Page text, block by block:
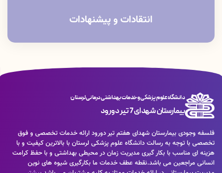
انتقادات و پیشنهادات
دانشگاه علوم پزشکی و خدمات بهداشتی درمانی لرستان
بیمارستان شهدای 7 تیر دورود
فلسفه وجودی بیمارستان شهدای هفتم تیر دورود ارائه خدمات تخصصی و فوق
تخصصی با توجه به رسالت دانشگاه علوم پزشکی لرستان با بالاترین کیفیت و با
هزینه ای مناسب با بکار گیری مدیریت زمان در محیطی بهداشتی و با حفظ کرامت
انسانی مراجعین می باشد.نقطه عطف خدمات ما بکارگیری شیوه های نوین